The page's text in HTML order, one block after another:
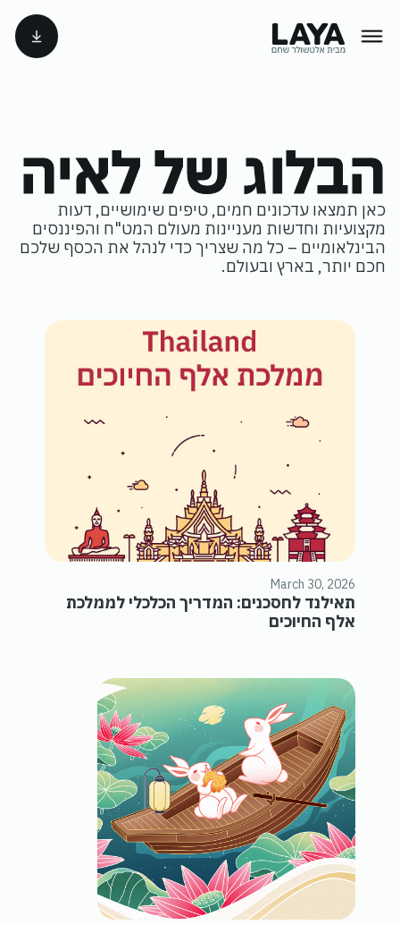
הבלוג של לאיה
כאן תמצאו עדכונים חמים, טיפים שימושיים, דעות
מקצועיות וחדשות מעניינות מעולם המט"ח והפיננסים
הבינלאומיים – כל מה שצריך כדי לנהל את הכסף שלכם
חכם יותר, בארץ ובעולם.
March 30, 2026
תאילנד לחסכנים: המדריך הכלכלי לממלכת
אלף החיוכים